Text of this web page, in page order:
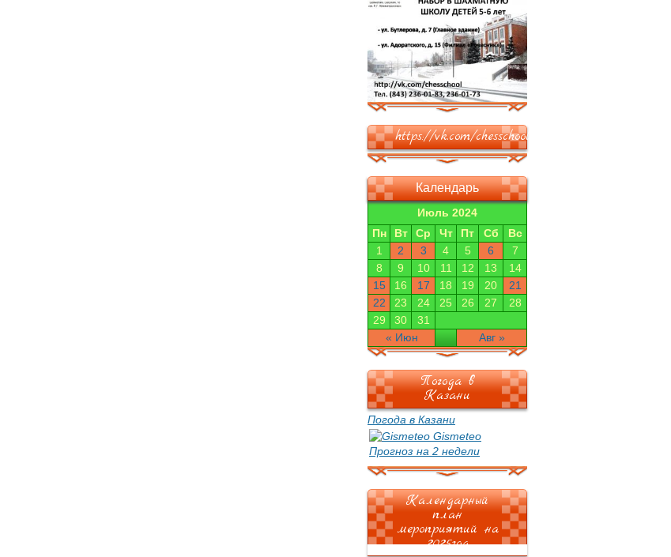
https://vk.com/chesschool
Календарь
Июль 2024
Пн
Вт Ср Чт Пт Сб Вс
« Июн Авг »
1 2 3 4 5 6
7
8
9 10 11 12 13
14
15
16 17 18 19 20
21
22
23 24 25 26 27
28
29
30 31
Погода в
Казани
Погода в Казани
Gismeteo
Прогноз на 2 недели
Календарный
план
мероприятий на
2025год